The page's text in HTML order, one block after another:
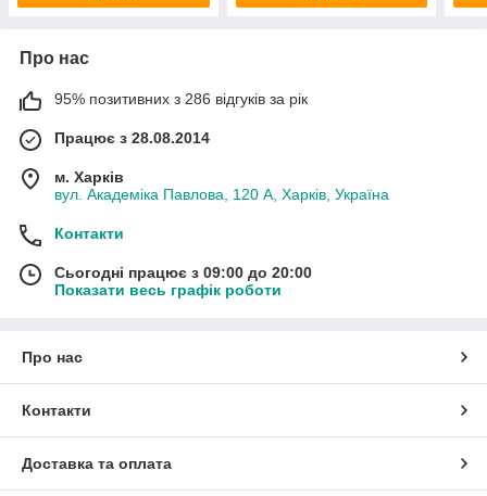
Про нас
95% позитивних з 286 відгуків за рік
Працює з 28.08.2014
м. Харків
вул. Академіка Павлова, 120 А, Харків, Україна
Контакти
Сьогодні працює з 09:00 до 20:00
Показати весь графік роботи
Про нас
Контакти
Доставка та оплата